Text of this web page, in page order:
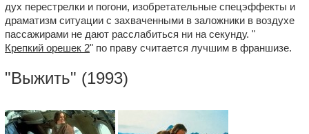
дух перестрелки и погони, изобретательные спецэффекты и
драматизм ситуации с захваченными в заложники в воздухе
пассажирами не дают расслабиться ни на секунду. "
Крепкий орешек 2" по праву считается лучшим в франшизе.
"Выжить" (1993)